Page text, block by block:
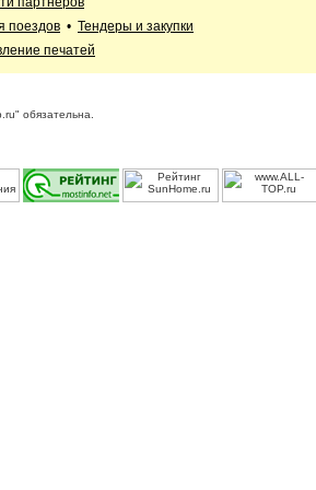
поездов • Тендеры и закупки
печатей
обязательна.